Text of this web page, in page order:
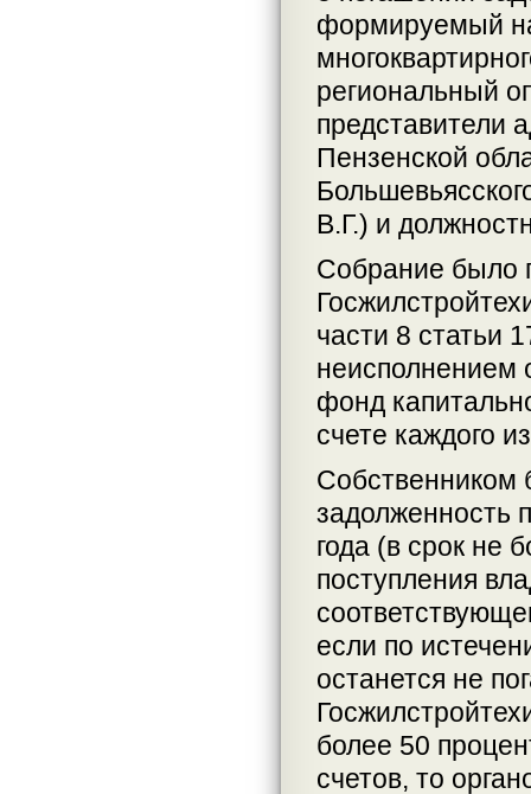
формируемый
региональный
представители
Пензенской
В.Г.) и
Собрание было
части 8 статьи
неисполнением
фонд
счете каждого
Собственником
задолженность
года (в срок не
поступления
если по
останется не
более 50
счетов, то